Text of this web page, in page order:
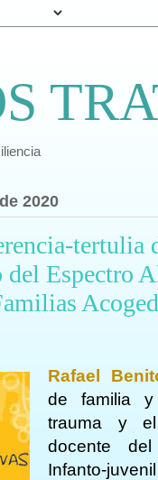
2020
tertulia
del Espectro
Rafael
de familia y
trauma y
docente
Infanto-